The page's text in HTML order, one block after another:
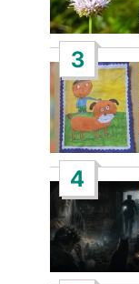
3
4